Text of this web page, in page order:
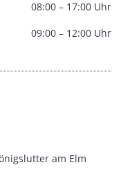
08:00 – 17:00 Uhr
09:00 – 12:00 Uhr
am Elm